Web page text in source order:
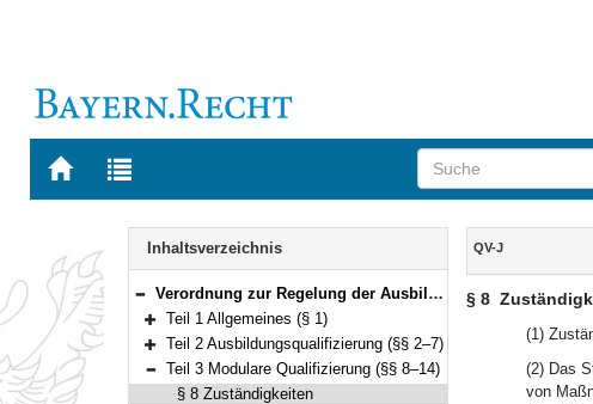
Zur
BAYERN.RECHT
Zur
letzten
Navigation
Inhaltsverzeichnis
Bereich reduzieren
Verordnung zur Regelung der Ausbildungsqualifizierung und der modularen Qualifizierung in der Justiz (Qualifizierungsverordnung Justiz – QV-J) Vom 22. Februar 2012 (GVBl. S. 51) BayRS 2038-5-3-1-J (§§ 1–15)
Bereich erweitern
Teil 1 Allgemeines (§ 1)
Bereich erweitern
Teil 2 Ausbildungsqualifizierung (§§ 2–7)
Bereich reduzieren
Teil 3 Modulare Qualifizierung (§§ 8–14)
§ 8 Zuständigkeiten
Inhalt
QV-J
§ 8
(1)
(2) Das
von